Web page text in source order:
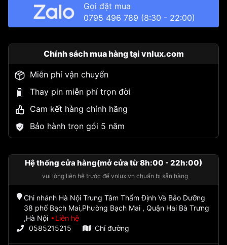
Gọi đặt mua
0795 496 789 (8:30 - 22:00)
Chính sách mua hàng tại vnlux.com
Miễn phí vận chuyển
Thay pin miễn phí trọn đời
Cam kết hàng chính hãng
Bảo hành trọn gói 5 năm
Hệ thống cửa hàng(mở cửa từ 8h:00 - 22h:00)
vui lòng liên hệ trước để vnlux.vn chuẩn bị sẵn hàng
Chi nhánh Hà Nội Trung Tâm Thẩm Định Và Bảo Dưỡng
38 phố Bạch Mai,Phường Bạch Mai , Quận Hai Bà Trưng
,Hà Nội
Liên hệ
0585215215
Chỉ đường